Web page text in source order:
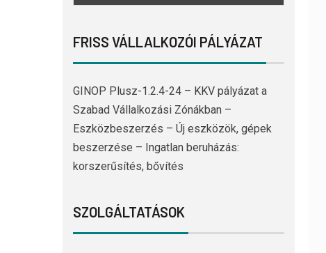
FRISS VÁLLALKOZÓI PÁLYÁZAT
GINOP Plusz-1.2.4-24 – KKV pályázat a
Szabad Vállalkozási Zónákban –
Eszközbeszerzés – Új eszközök, gépek
beszerzése – Ingatlan beruházás:
korszerűsítés, bővítés
SZOLGÁLTATÁSOK